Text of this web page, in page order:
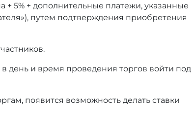
+ 5% + дополнительные платежи, указанные
путем подтверждения приобретения
день и время проведения торгов войти под
появится возможность делать ставки